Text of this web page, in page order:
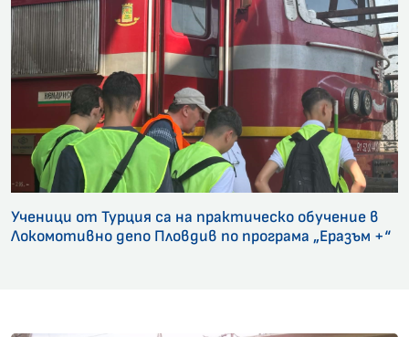
Ученици от Турция са на практическо обучение в
Локомотивно депо Пловдив по програма „Еразъм +“